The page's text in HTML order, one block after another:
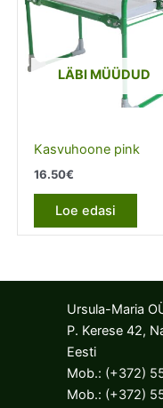
LÄBI MÜÜDUD
Kasvuhoone pink
16.50€
Loe edasi
Ursula-Maria
P. Kerese 42,
Eesti
Mob.: (+372)
Mob.: (+372)